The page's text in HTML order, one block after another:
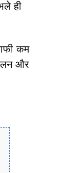
ही
कम
और